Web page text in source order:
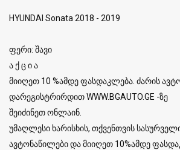
HYUNDAI Sonata 2018 - 2019
ფერი: შავი
ა ქ ც ი ა
მიიღეთ 10 %ამდე ფასდაკლება. ძარის
დარეგისტრირდით WWW.BGAUTO.GE -ზე
შეიძინეთ ონლაინ.
უმაღლესი ხარისხის, თქვენთვის
ავტონაწილები და მიიღეთ 10%ამდე